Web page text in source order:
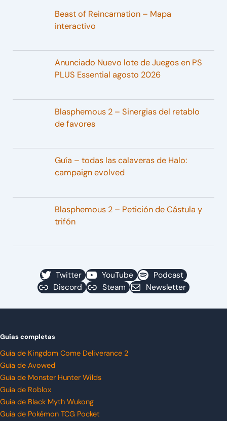
Beast of Reincarnation – Mapa
interactivo
Anunciado Nuevo lote de Juegos en PS
PLUS Essential agosto 2026
Blasphemous 2 – Sinergias del retablo
de favores
Guía – todas las calaveras de Halo:
campaign evolved
Blasphemous 2 – Petición de Cástula y
trifón
Twitter YouTube
Podcast
Discord
Steam Newsletter
Guías completas
Guía de Kingdom Come Deliverance 2
Guía de Avowed
Guía de Monster Hunter Wilds
Guía de Roblox
Guía de Black Myth Wukong
Guía de Pokémon TCG Pocket